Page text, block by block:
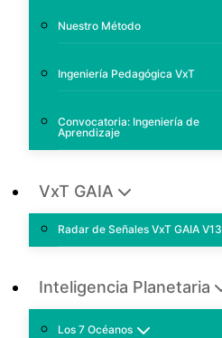
Nuestro Método
Ingeniería Pedagógica VxT
Convocatoria: Ingeniería de
Aprendizaje
VxT GAIA
Radar de Señales VxT GAIA V13
Inteligencia Planetaria
Los 7 Océanos